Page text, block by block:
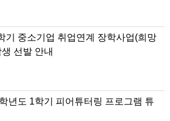
기 중소기업 취업연계 장학사업(희망
선발 안내
년도 1학기 피어튜터링 프로그램 튜